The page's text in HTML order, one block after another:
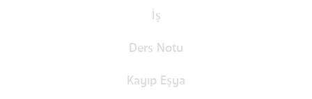
İş
Ders Notu
Kayıp Eşya